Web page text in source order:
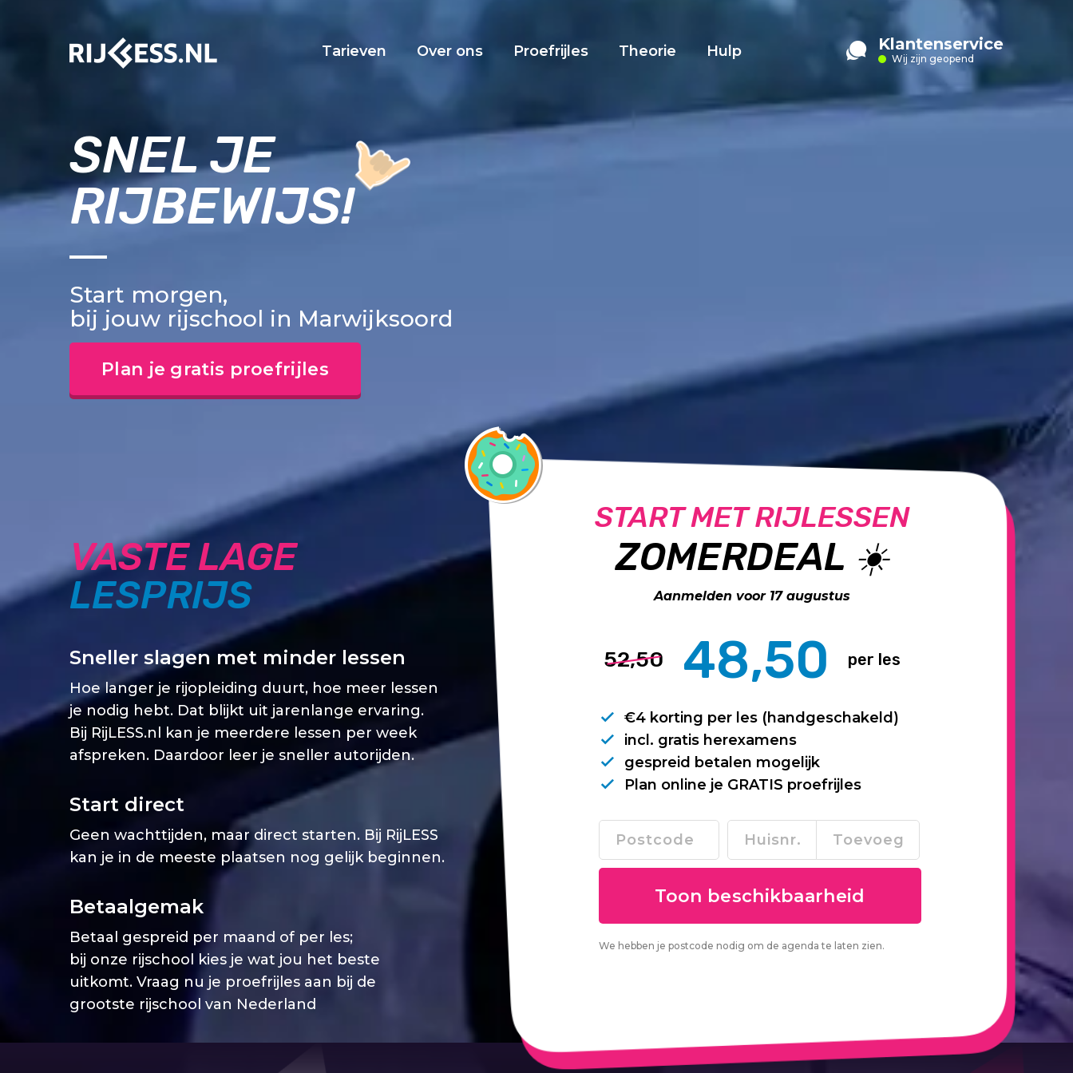
Tarieven Over ons Proefrijles Theorie Hulp Klantenservice
Wij zijn geopend
SNEL JE
RIJBEWIJS!
Start morgen,
bij jouw rijschool in Marwijksoord
Plan je gratis proefrijles
START MET RIJLESSEN
ZOMERDEAL ☀️
Aanmelden voor 17 augustus
52,50 48,50 per les
€4 korting per les (handgeschakeld)
incl. gratis herexamens
gespreid betalen mogelijk
Plan online je GRATIS proefrijles
We hebben je postcode nodig om de agenda te laten zien.
VASTE LAGE
LESPRIJS
Sneller slagen met minder lessen
Hoe langer je rijopleiding duurt, hoe meer lessen
je nodig hebt. Dat blijkt uit jarenlange ervaring.
Bij RijLESS.nl kan je meerdere lessen per week
afspreken. Daardoor leer je sneller autorijden.
Start direct
Geen wachttijden, maar direct starten. Bij RijLESS
kan je in de meeste plaatsen nog gelijk beginnen.
Betaalgemak
Betaal gespreid per maand of per les;
bij onze rijschool kies je wat jou het beste
uitkomt. Vraag nu je proefrijles aan bij de
grootste rijschool van Nederland